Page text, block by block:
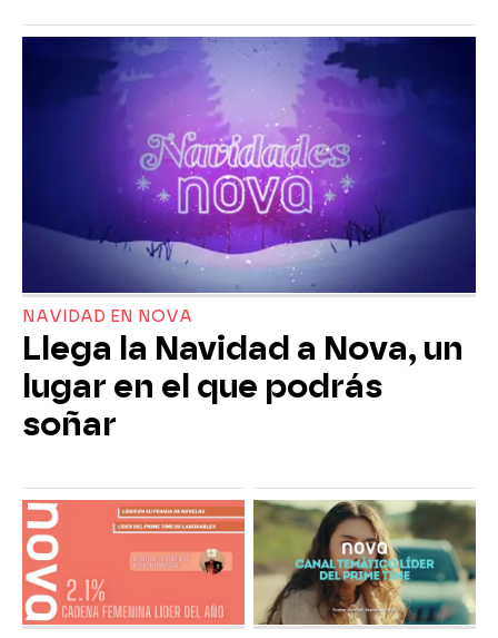
NAVIDAD EN NOVA
Llega la Navidad a Nova, un
lugar en el que podrás
soñar